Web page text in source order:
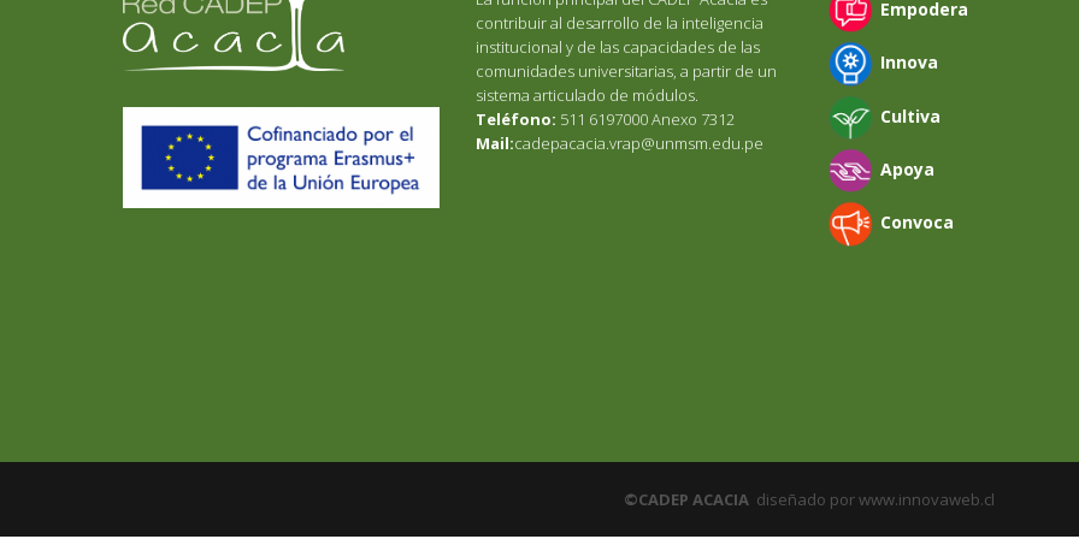
contribuir al desarrollo de la inteligencia
institucional y de las capacidades de las
comunidades universitarias, a partir de un
sistema articulado de módulos.
Teléfono: 511 6197000 Anexo 7312
Mail:cadepacacia.vrap@unmsm.edu.pe
Empodera
Innova
Cultiva
Apoya
Convoca
©CADEP ACACIA diseñado por www.innovaweb.cl